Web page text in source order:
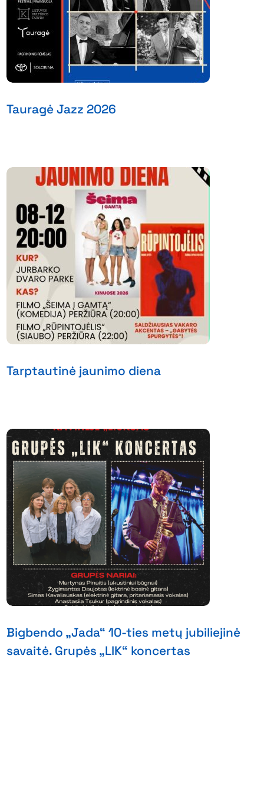
Tauragė Jazz 2026
Tarptautinė jaunimo diena
Bigbendo „Jada“ 10-ties metų jubiliejinė
savaitė. Grupės „LIK“ koncertas